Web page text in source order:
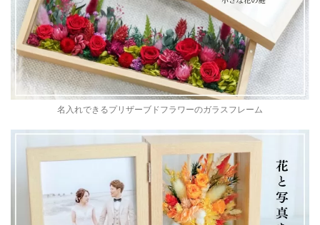
名入れできるプリザーブドフラワーのガラスフレーム